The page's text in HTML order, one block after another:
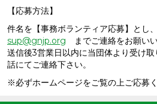
【応募方法】
件名を【事務ボランティア応募】とし、
sup@gnjp.org までご連絡をお願いい
送信後3営業日以内に当団体より受け
話にてご連絡下さい。
※必ずホームページをご覧の上ご応募